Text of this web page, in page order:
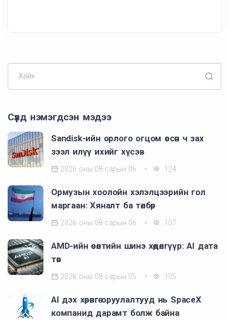
Хайх
Сүүлд нэмэгдсэн мэдээ
Sandisk-ийн орлого огцом өссөн ч зах
зээл илүү ихийг хүсэв
2026 оны 08 сарын 06 124
Ормузын хоолойн хэлэлцээрийн гол
маргаан: Хяналт ба төлбөр
2026 оны 08 сарын 06 107
AMD-ийн өсөлтийн шинэ хөдөлгүүр: AI дата
төв
2026 оны 08 сарын 05 105
AI дэх хөрөнгө оруулалтууд нь SpaceX
компанид дарамт болж байна